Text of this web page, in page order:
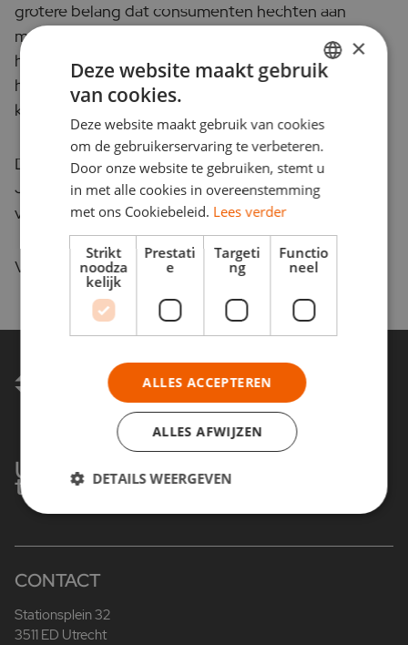
grotere belang dat consumenten hechten aan
maatschappelijke betrokkenheid van bedrijven, en
hoe dit meer en meer een bepalende rol speelt bij
hun overwegingen om wel of niet voor een merk te
kiezen.
De MarketingTroonrede wordt uitgesproken in de
Jaarbeurs Utrecht door Daniëlle de Jonge, auteur
van het boekExtreem Klantgericht.
Voor meer informatie over dit event, klik hier
Understanding today. Shaping
tomorrow.
CONTACT
Stationsplein 32
3511 ED Utrecht
ENGLISH
×
Deze website maakt gebruik
van cookies.
Deze website maakt gebruik van cookies
om de gebruikerservaring te verbeteren.
Door onze website te gebruiken, stemt u
in met alle cookies in overeenstemming
met ons Cookiebeleid. Lees verder
Strikt
noodza
kelijk
Prestati
e
Targeti
ng
Functio
neel
ALLES ACCEPTEREN
ALLES AFWIJZEN
DETAILS WEERGEVEN